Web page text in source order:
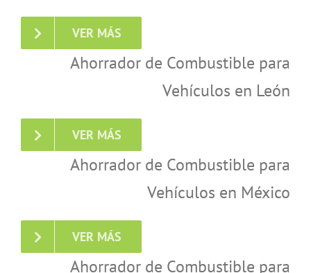
VER MÁS
Ahorrador de Combustible para
Vehículos en León
VER MÁS
Ahorrador de Combustible para
Vehículos en México
VER MÁS
Ahorrador de Combustible para